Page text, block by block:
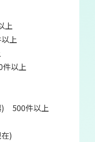
上
上
件以上
) 500件以上
)